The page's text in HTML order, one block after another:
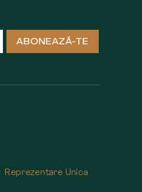
ABONEAZĂ-TE
Reprezentare Unica